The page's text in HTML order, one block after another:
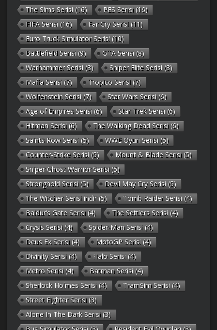
The Sims Serisi (16) PES Serisi (16)
FIFA Serisi (16) Far Cry Serisi (11)
Euro Truck Simulator Serisi (10)
Battlefield Serisi (9) GTA Serisi (8)
Warhammer Serisi (8) Sniper Elite Serisi (8)
Mafia Serisi (7) Tropico Serisi (7)
Wolfenstein Serisi (7) Star Wars Serisi (6)
Age of Empires Serisi (6) Star Trek Serisi (6)
Hitman Serisi (6) The Walking Dead Serisi (6)
Saints Row Serisi (5) WWE Oyun Serisi (5)
Counter-Strike Serisi (5) Mount & Blade Serisi (5)
Sniper Ghost Warrior Serisi (5)
Stronghold Serisi (5) Devil May Cry Serisi (5)
The Witcher Serisi indir(5) Tomb Raider Serisi (4)
Baldur’s Gate Serisi (4) The Settlers Serisi (4)
Crysis Serisi (4) Spider-Man Serisi (4)
Deus Ex Serisi (4) MotoGP Serisi (4)
Divinity Serisi (4) Halo Serisi (4)
Metro Serisi (4) Batman Serisi (4)
Sherlock Holmes Serisi (4) TramSim Serisi (4)
Street Fighter Serisi (3)
Alone In The Dark Serisi (3)